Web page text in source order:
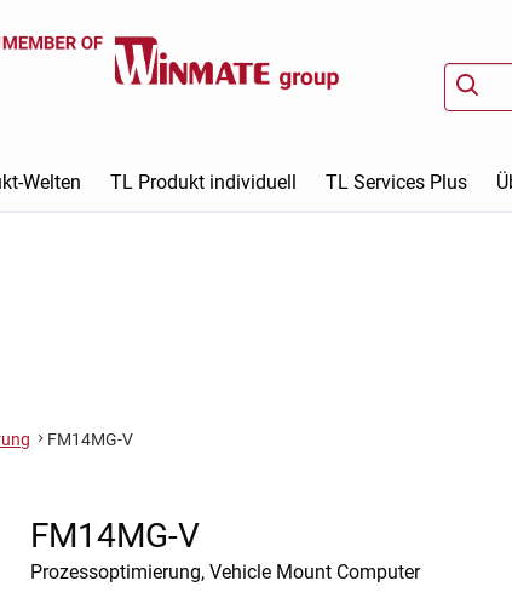
Welten TL Produkt individuell TL Services Plus
FM14MG-V
FM14MG-V
Prozessoptimierung, Vehicle Mount Computer